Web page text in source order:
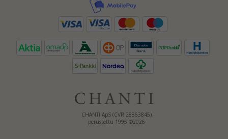
CHANTI ApS (CVR 28863845)
perustettu 1995 ©2026